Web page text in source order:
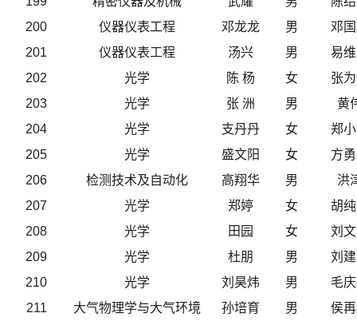
200
仪器仪表工程 邓龙龙 男
邓
201
仪器仪表工程 汤兴 男
易
202
光学 陈 杨 女
张
203
光学 张 洲 男
黄
204
光学 支丹丹 女
郑
205
光学 盛文阳 女
方
206
检测技术及自动化 高翔华 男
洪
207
光学 郑婷 女
胡
208
光学 田园 女
刘
209
光学 杜朋 男
刘
210
光学 刘昊炜 男
毛
211
大气物理学与大气环境 孙培育 男
侯